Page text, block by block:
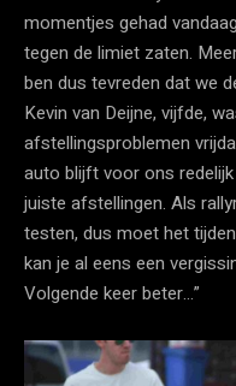
momentjes gehad
tegen de limiet zaten.
ben dus tevreden dat we
Kevin van Deijne, vijfde,
afstellingsproblemen
auto blijft voor ons
juiste afstellingen. Als
testen, dus moet het
kan je al eens een
Volgende keer beter…”